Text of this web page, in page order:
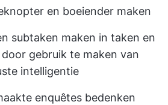
en boeiender maken
subtaken maken in taken en
gebruik te maken van
intelligentie
enquêtes bedenken